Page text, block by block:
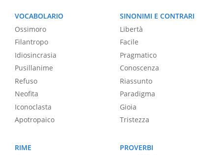
VOCABOLARIO
Ossimoro
Filantropo
Idiosincrasia
Pusillanime
Refuso
Neofita
Iconoclasta
Apotropaico
SINONIMI E CONTRARI
Libertà
Facile
Pragmatico
Conoscenza
Riassunto
Paradigma
Gioia
Tristezza
RIME
PROVERBI